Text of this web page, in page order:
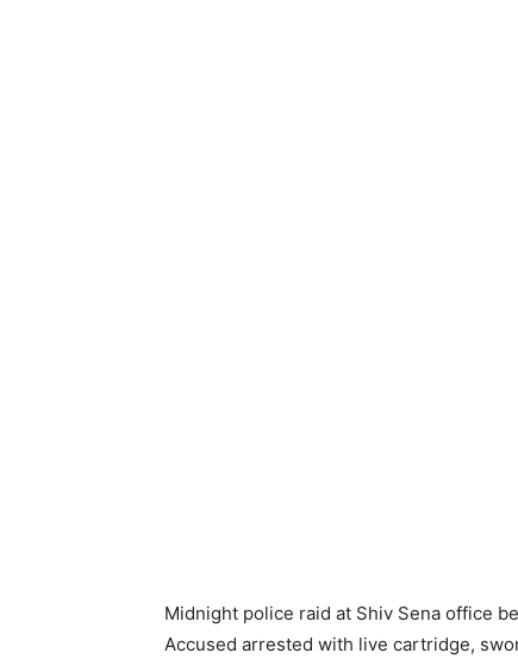
Midnight police raid at Shiv Sena office
Accused arrested with live cartridge,